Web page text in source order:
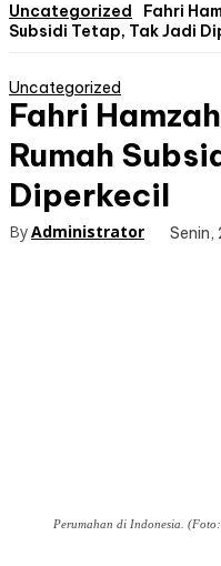
Uncategorized
Fahri
Subsidi Tetap, Tak Jadi
Uncategorized
Fahri
Rumah
Diperkecil
ByAdministrator Senin,
Perumahan di Indonesia.